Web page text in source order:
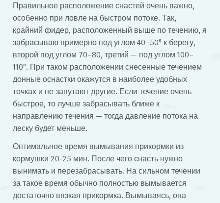
Правильное расположение снастей очень важно,
особенно при ловле на быстром потоке. Так,
крайний фидер, расположенный выше по течению, я
забрасываю примерно под углом 40–50° к берегу,
второй под углом 70–80, третий — под углом 100–
110°. При таком расположении снесенные течением
донные оснастки окажутся в наиболее удобных
точках и не запутают другие. Если течение очень
быстрое, то лучше забрасывать ближе к
направлению течения — тогда давление потока на
леску будет меньше.
Оптимальное время вымывания прикормки из
кормушки 20-25 мин. После чего снасть нужно
вынимать и перезабрасывать. На сильном течении
за такое время обычно полностью вымывается
достаточно вязкая прикормка. Вымываясь, она